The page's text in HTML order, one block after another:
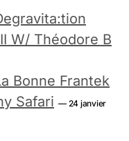
W/ Théodore B
Bonne Frantek
Safari — 24 janvier